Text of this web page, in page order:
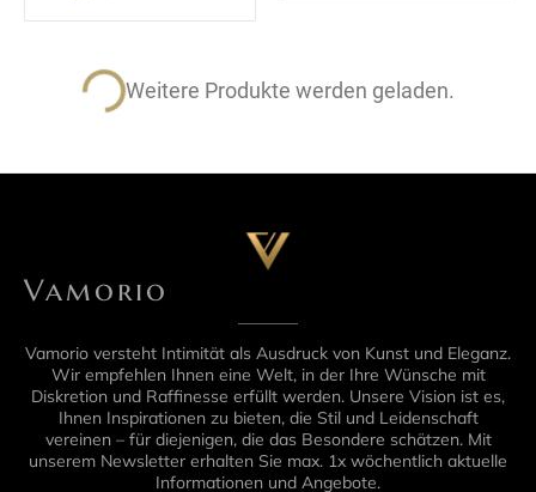
Weitere Produkte werden geladen.
Vamorio
Vamorio versteht Intimität als Ausdruck von Kunst und Eleganz.
Wir empfehlen Ihnen eine Welt, in der Ihre Wünsche mit
Diskretion und Raffinesse erfüllt werden. Unsere Vision ist es,
Ihnen Inspirationen zu bieten, die Stil und Leidenschaft
vereinen – für diejenigen, die das Besondere schätzen. Mit
unserem Newsletter erhalten Sie max. 1x wöchentlich aktuelle
Informationen und Angebote.